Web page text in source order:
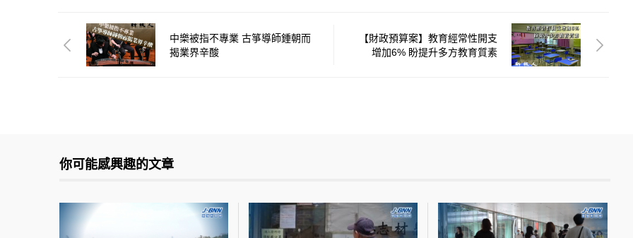
中樂被指不專業 古箏導師鍾朝而
揭業界辛酸
【財政預算案】教育經常性開支
增加6% 盼提升多方教育質素
你可能感興趣的文章